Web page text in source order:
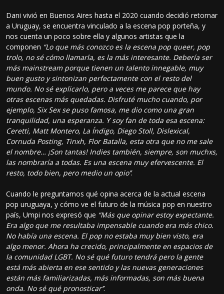
Dani vivió en Buenos Aires hasta el 2020 cuando decidió retornar
a Uruguay, se encuentra vinculado a la escena pop porteña, y
nos cuenta un poco sobre ella y algunos artistas que la
componen “Lo que más conozco es la escena pop queer, pop
trolo, no sé cómo llamarla, es la más interesante. Debería ser
más mainstream porque tienen un talento innegable, muy
buen gusto y sintonizan perfectamente con el resto del
mundo. No sé explicarlo, pero a veces me parece que hay
otras escenas más quedadas. Disfruté mucho cuando, por
ejemplo, Six Sex se puso famosa, me dio como una gran
tranquilidad, una esperanza. Y soy fan de toda esa escena:
Ceretti, Matt Montero, La Índigo, Diego Stoll, Dislexical,
Cornuda Posting, Tinxh, Flor Batalla, esta otra que no me sale
el nombre… ¡Son tantas! Indies también, siempre, son muchxs,
las nombraría a todas. Es una escena muy efervescente. El
resto, todo bien, pero medio un opio’’.
Cuando le preguntamos qué opina acerca de la actual escena
pop uruguaya, y cómo ve el futuro de la música pop en nuestro
país, Umpi nos expresó que “Más que opinar estoy expectante.
Era algo que me resultaba impensable cuando era más chico.
No había una escena. El pop no estaba muy bien visto, era
algo menor. Ahora ha crecido, principalmente en espacios de
la comunidad LGBT. No sé qué futuro tendrá pero la gente
está más abierta en ese sentido y las nuevas generaciones
están más familiarizadas, más informadas, son más buena
onda. No sé qué pronosticar’’.